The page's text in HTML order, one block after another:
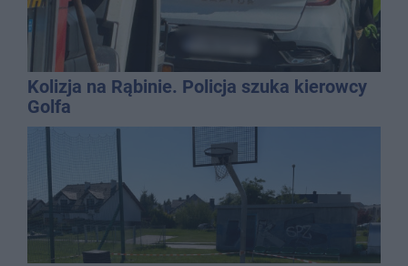
Kolizja na Rąbinie. Policja szuka kierowcy
Golfa